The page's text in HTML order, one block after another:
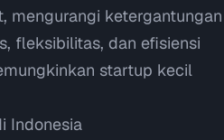
mengurangi ketergantungan
fleksibilitas, dan efisiensi
startup kecil
Indonesia